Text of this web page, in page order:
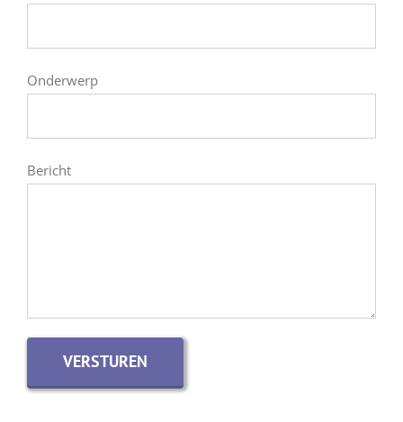
Onderwerp
Bericht